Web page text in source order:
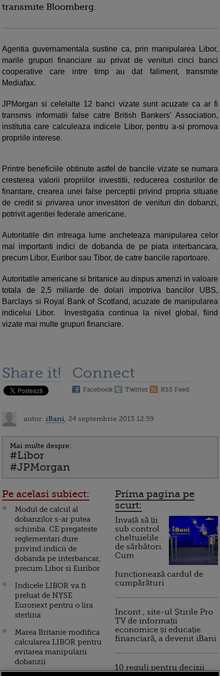
transmite Bloomberg.
Agentia guvernamentala sustine ca, prin manipularea Libor,
marile grupuri financiare au privat de venituri cinci banci
cooperative care intre timp au dat faliment, transmite
Mediafax.
JPMorgan si celelalte 12 banci vizate sunt acuzate ca ar fi
transmis informatii false catre British Bankers' Association,
institutia care calculeaza indicele Libor, pentru a-si promova
propriile interese.
Printre beneficiile obtinute astfel de bancile vizate se numara
cresterea valorii propriilor investitii, reducerea costurilor de
finantare, crearea unei false perceptii privind propria situatie
de credit si privarea unor investitori de venituri din dobanzi,
potrivit agentiei federale americane.
Autoritatile din intreaga lume ancheteaza manipularea celor
mai importanti indici de dobanda de pe piata interbancara,
precum Libor, Euribor sau Tibor, de catre bancile raportoare.
Autoritatile americane si britanice au dispus amenzi in valoare
totala de 2,5 miliarde de dolari impotriva bancilor UBS,
Barclays si Royal Bank of Scotland, acuzate de manipularea
indicelui Libor. Investigatia continua la nivel global, fiind
vizate mai multe grupuri financiare.
Share it! Connect
Facebook Twitter RSS Feed
autor: iBani , 24 septembrie 2013 12:59
Mai multe despre:
#Libor
#JPMorgan
Pe acelasi subiect:
Modul de calcul al
dobanzilor s-ar putea
schimba. CE pregateste
reglementari dure
privind indicii de
dobanda pe interbancar,
precum Libor si Euribor
Indicele LIBOR va fi
preluat de NYSE
Euronext pentru o lira
sterlina
Marea Britanie modifica
calcularea LIBOR pentru
evitarea manipularii
dobanzii
Prima pagina pe
scurt:
Invață să ții
sub control
cheltuielile
de sărbători.
Cum
funcționează cardul de
cumpărături
Incont , site-ul Știrile Pro
TV de informații
economice și educație
financiară, a devenit iBani
10 reguli pentru decizii